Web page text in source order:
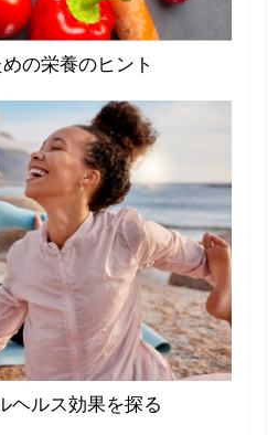
の栄養のヒント
ヘルス効果を探る